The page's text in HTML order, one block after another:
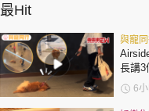
娛樂名人
文化藝術
時政財經
最Hit
與寵
長講3
6